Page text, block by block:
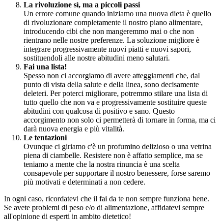
La rivoluzione sì, ma a piccoli passi
Un errore comune quando iniziamo una nuova dieta è quello
di rivoluzionare completamente il nostro piano alimentare,
introducendo cibi che non mangeremmo mai o che non
rientrano nelle nostre preferenze. La soluzione migliore è
integrare progressivamente nuovi piatti e nuovi sapori,
sostituendoli alle nostre abitudini meno salutari.
Fai una lista!
Spesso non ci accorgiamo di avere atteggiamenti che, dal
punto di vista della salute e della linea, sono decisamente
deleteri. Per poterci migliorare, potremmo stilare una lista di
tutto quello che non va e progressivamente sostituire queste
abitudini con qualcosa di positivo e sano. Questo
accorgimento non solo ci permetterà di tornare in forma, ma ci
darà nuova energia e più vitalità.
Le tentazioni
Ovunque ci giriamo c'è un profumino delizioso o una vetrina
piena di ciambelle. Resistere non è affatto semplice, ma se
teniamo a mente che la nostra rinuncia è una scelta
consapevole per supportare il nostro benessere, forse saremo
più motivati e determinati a non cedere.
In ogni caso, ricordatevi che il fai da te non sempre funziona bene.
Se avete problemi di peso e/o di alimentazione, affidatevi sempre
all'opinione di esperti in ambito dietetico!